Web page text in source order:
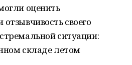
оценить
отзывчивость своего
ситуации:
складе летом